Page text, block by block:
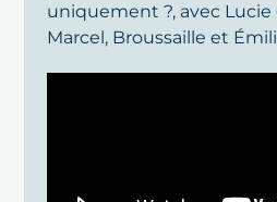
uniquement ?, avec Lucie
Marcel, Broussaille et